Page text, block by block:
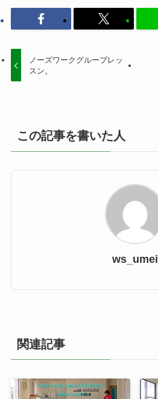
ノーズワークグループレッ
スン。
この記事を書いた人
ws_umei
関連記事